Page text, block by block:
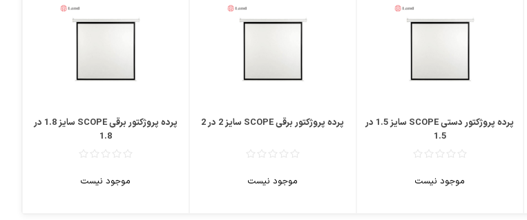
پرده پروژکتور دستی SCOPE سایز 1.5 در
1.5
موجود نیست
پرده پروژکتور برقی SCOPE سایز 2 در 2
موجود نیست
پرده پروژکتور برقی SCOPE سایز 1.8 در
1.8
موجود نیست